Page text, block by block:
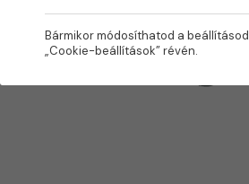
Bármikor módosíthatod a
„Cookie-beállítások” révén.